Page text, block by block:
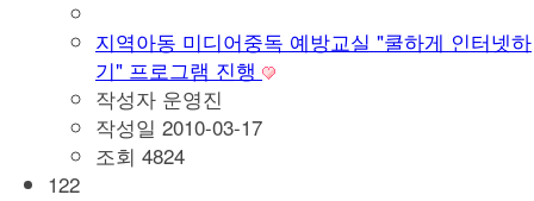
지역아동 미디어중독 예방교실 "쿨하게 인터넷하
기" 프로그램 진행
작성자 운영진
작성일 2010-03-17
조회 4824
122